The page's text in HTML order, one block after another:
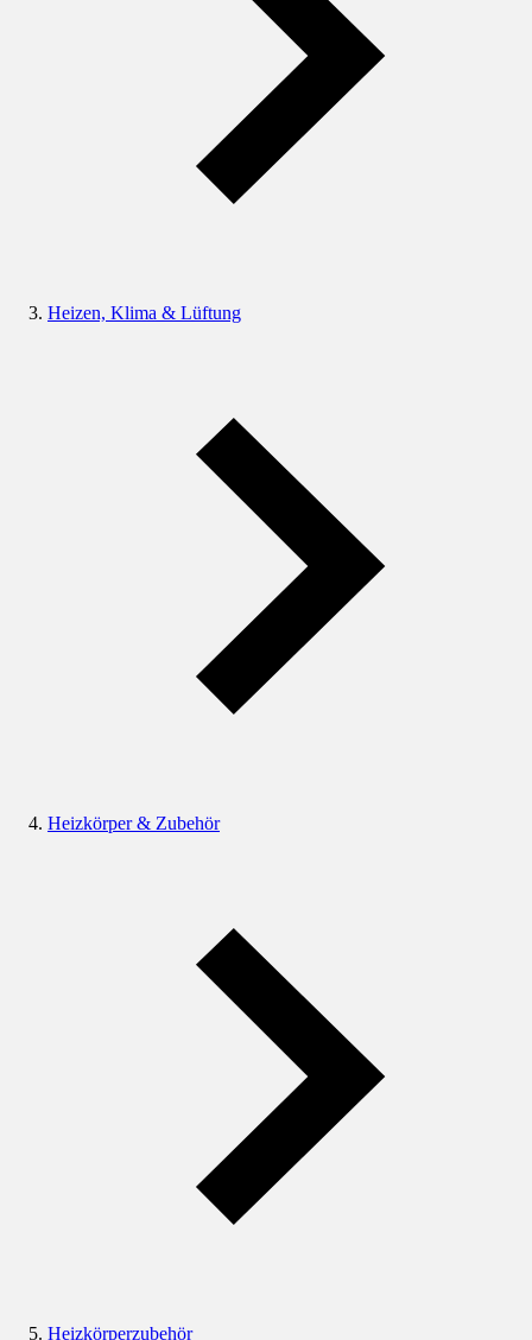
Heizen, Klima & Lüftung
Heizkörper & Zubehör
Heizkörperzubehör